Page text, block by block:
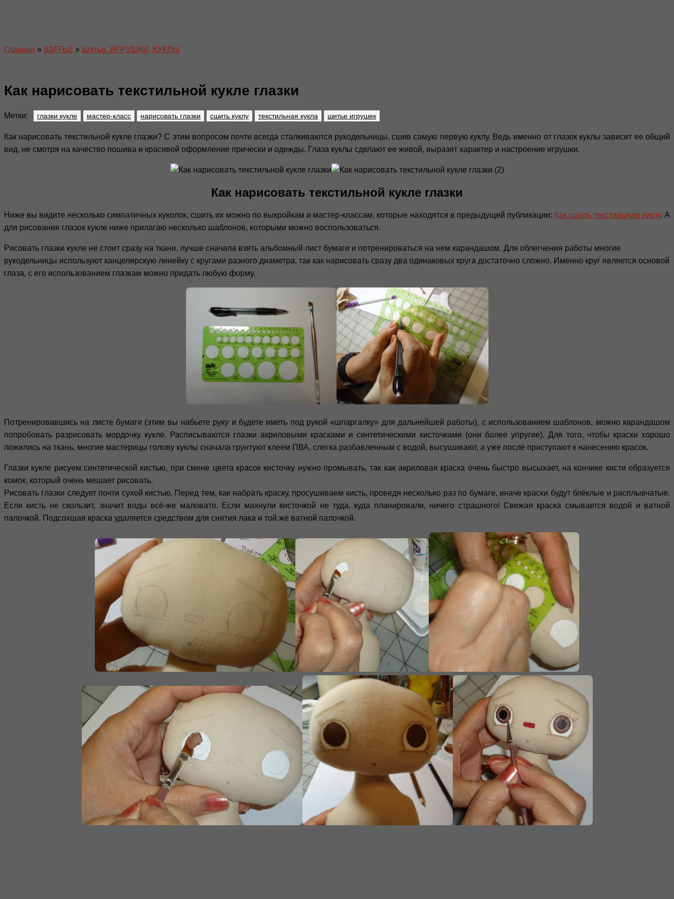
Главная » ШИТЬЕ » Шитье. ИГРУШКИ, КУКЛЫ
Как нарисовать текстильной кукле глазки
Метки: глазки кукле мастер-класс нарисовать глазки сшить куклу текстильная кукла шитье игрушек
Как нарисовать текстильной кукле глазки? С этим вопросом почти всегда сталкиваются рукодельницы, сшив самую первую куклу. Ведь именно от глазок куклы зависит ее общий
вид, не смотря на качество пошива и красивой оформление прически и одежды. Глаза куклы сделают ее живой, выразят характер и настроение игрушки.
Как нарисовать текстильной кукле глазки
Ниже вы видите несколько симпатичных куколок, сшить их можно по выкройкам и мастер-классам, которые находятся в предыдущей публикации: Как сшить текстильную куклу. А
для рисования глазок кукле ниже прилагаю несколько шаблонов, которыми можно воспользоваться.
Рисовать глазки кукле не стоит сразу на ткани, лучше сначала взять альбомный лист бумаги и потренироваться на нем карандашом. Для облегчения работы многие
рукодельницы используют канцелярскую линейку с кругами разного диаметра, так как нарисовать сразу два одинаковых круга достаточно сложно. Именно круг является основой
глаза, с его использованием глазкам можно придать любую форму.
Потренировавшись на листе бумаги (этим вы набьете руку и будете иметь под рукой «шпаргалку» для дальнейшей работы), с использованием шаблонов, можно карандашом
попробовать разрисовать мордочку кукле. Расписываются глазки акриловыми красками и синтетическими кисточками (они более упругие). Для того, чтобы краски хорошо
ложились на ткань, многие мастерицы голову куклы сначала грунтуют клеем ПВА, слегка разбавленным с водой, высушивают, а уже после приступают к нанесению красок.
Глазки кукле рисуем синтетической кистью, при смене цвета красок кисточку нужно промывать, так как акриловая краска очень быстро высыхает, на кончике кисти образуется
комок, который очень мешает рисовать.
Рисовать глазки следует почти сухой кистью. Перед тем, как набрать краску, просушиваем кисть, проведя несколько раз по бумаге, иначе краски будут блёклые и расплывчатые.
Если кисть не скользит, значит воды всё-же маловато. Если махнули кисточкой не туда, куда планировали, ничего страшного! Свежая краска смывается водой и ватной
палочкой. Подсохшая краска удаляется средством для снятия лака и той же ватной палочкой.